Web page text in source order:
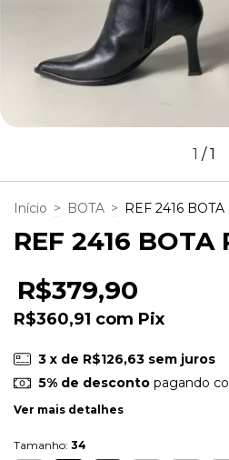
1 /1
Início > BOTA > REF 2416 BOTA
REF 2416 BOTA
R$379,90
R$360,91 com Pix
3 x de R$126,63 sem juros
5% de descontopagando
Ver mais detalhes
Tamanho: 34